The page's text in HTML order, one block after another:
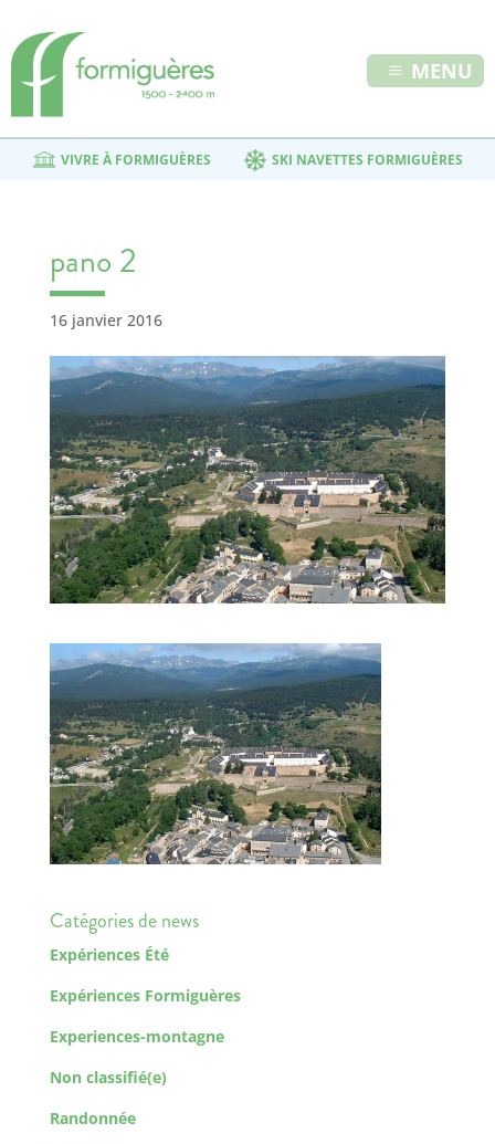
MENU
VIVRE À FORMIGUÈRES SKI NAVETTES FORMIGUÈRES
pano 2
16 janvier 2016
Catégories de news
Expériences Été
Expériences Formiguères
Experiences-montagne
Non classifié(e)
Randonnée